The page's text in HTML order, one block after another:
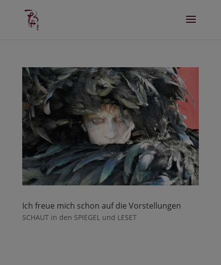
Ich freue mich schon auf die Vorstellungen
SCHAUT in den SPIEGEL und LESET